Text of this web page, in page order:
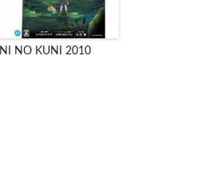
NI NO KUNI 2010